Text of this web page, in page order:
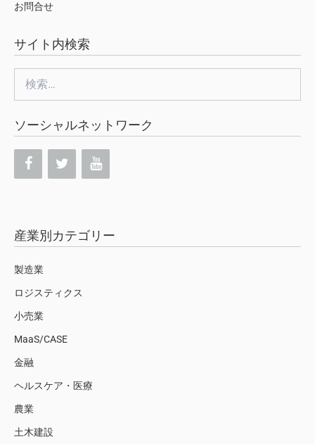
お問合せ
サイト内検索
索:
ソーシャルネットワーク
産業別カテゴリー
製造業
ロジスティクス
小売業
MaaS/CASE
金融
ヘルスケア・医療
農業
土木建設